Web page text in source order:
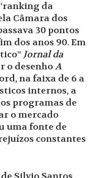
da
Câmara dos
30 pontos
dos anos 90. Em
Jornal da
o desenhoA
na faixa de 6 a
internos, a
programas de
o mercado
uma fonte de
constantes